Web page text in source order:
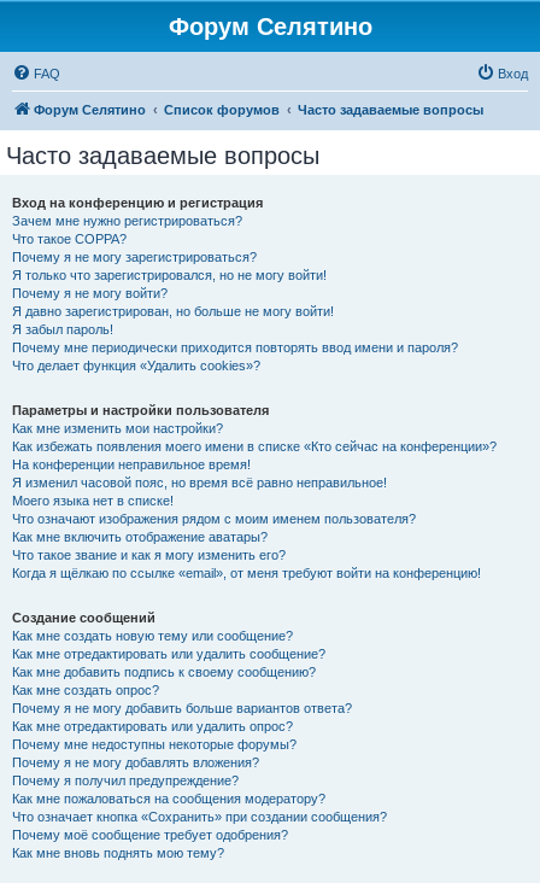
Форум Селятино
FAQ Вход
Форум Селятино Список форумов Часто задаваемые вопросы
Часто задаваемые вопросы
Вход на конференцию и регистрация
Зачем мне нужно регистрироваться?
Что такое COPPA?
Почему я не могу зарегистрироваться?
Я только что зарегистрировался, но не могу войти!
Почему я не могу войти?
Я давно зарегистрирован, но больше не могу войти!
Я забыл пароль!
Почему мне периодически приходится повторять ввод имени и пароля?
Что делает функция «Удалить cookies»?
Параметры и настройки пользователя
Как мне изменить мои настройки?
Как избежать появления моего имени в списке «Кто сейчас на конференции»?
На конференции неправильное время!
Я изменил часовой пояс, но время всё равно неправильное!
Моего языка нет в списке!
Что означают изображения рядом с моим именем пользователя?
Как мне включить отображение аватары?
Что такое звание и как я могу изменить его?
Когда я щёлкаю по ссылке «email», от меня требуют войти на конференцию!
Создание сообщений
Как мне создать новую тему или сообщение?
Как мне отредактировать или удалить сообщение?
Как мне добавить подпись к своему сообщению?
Как мне создать опрос?
Почему я не могу добавить больше вариантов ответа?
Как мне отредактировать или удалить опрос?
Почему мне недоступны некоторые форумы?
Почему я не могу добавлять вложения?
Почему я получил предупреждение?
Как мне пожаловаться на сообщения модератору?
Что означает кнопка «Сохранить» при создании сообщения?
Почему моё сообщение требует одобрения?
Как мне вновь поднять мою тему?